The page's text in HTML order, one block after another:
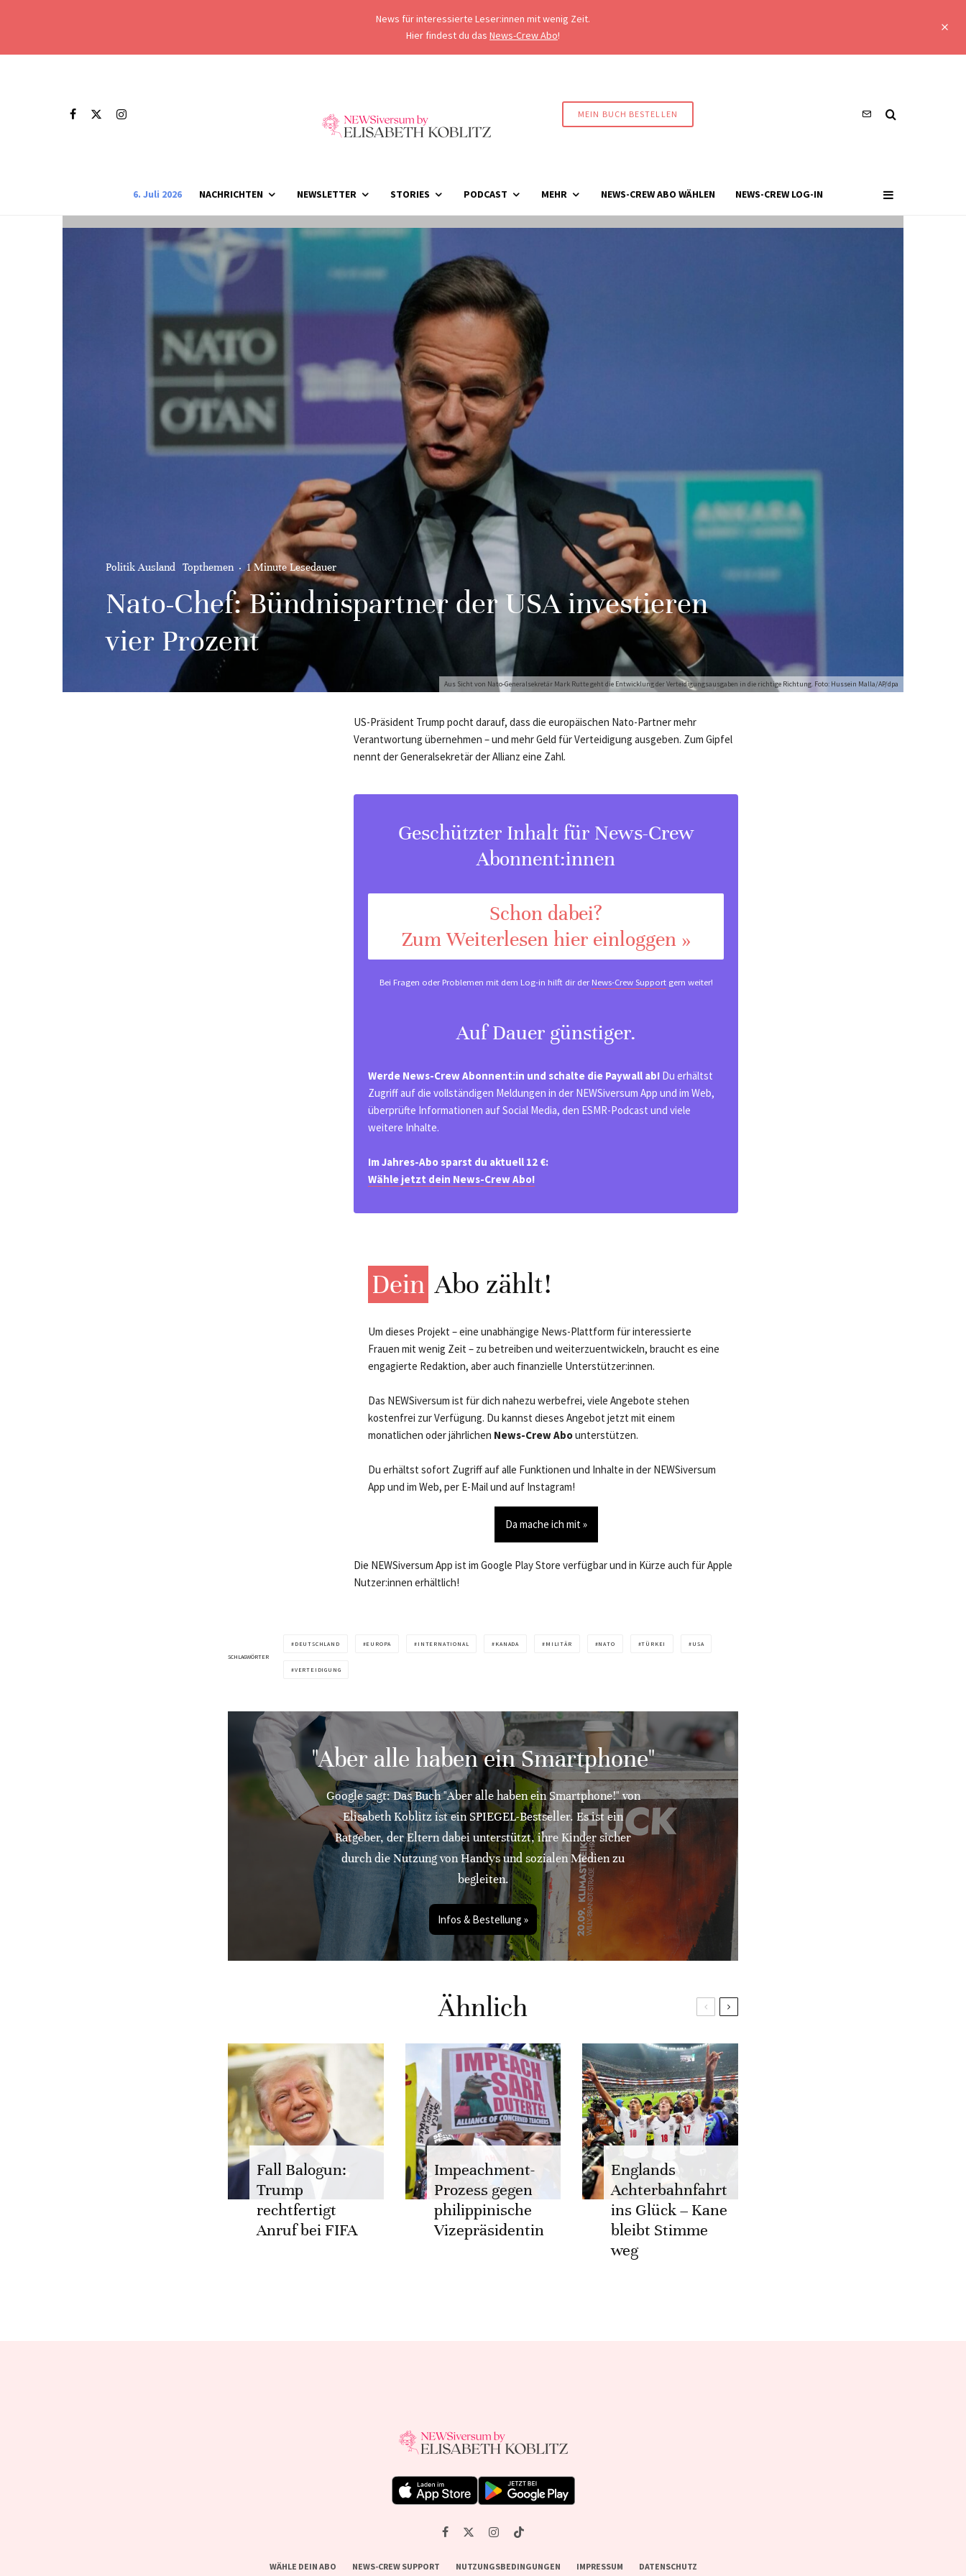
News für interessierte Leser:innen mit wenig Zeit.
Hier findest du das News-Crew Abo!
MEIN BUCH BESTELLEN
6. Juli 2026 NACHRICHTEN NEWSLETTER STORIES PODCAST MEHR NEWS-CREW ABO WÄHLEN NEWS-CREW LOG-IN
Aus Sicht von Nato-Generalsekretär Mark Rutte geht die Entwicklung der Verteidigungsausgaben in die richtige Richtung. Foto: Hussein Malla/AP/dpa
Politik Ausland Topthemen · 1 Minute Lesedauer
Nato-Chef: Bündnispartner der USA investieren
vier Prozent
US-Präsident Trump pocht darauf, dass die europäischen Nato-Partner mehr
Verantwortung übernehmen – und mehr Geld für Verteidigung ausgeben. Zum Gipfel
nennt der Generalsekretär der Allianz eine Zahl.
Geschützter Inhalt für News-Crew
Abonnent:innen
Schon dabei?
Zum Weiterlesen hier einloggen »
Bei Fragen oder Problemen mit dem Log-in hilft dir derNews-Crew Supportgern weiter!
Auf Dauer günstiger.
Werde News-Crew Abonnent:in und schalte die Paywall ab! Du erhältst
Zugriff auf die vollständigen Meldungen in der NEWSiversum App und im Web,
überprüfte Informationen auf Social Media, den ESMR-Podcast und viele
weitere Inhalte.
Im Jahres-Abo sparst du aktuell 12 €:
Wähle jetzt dein News-Crew Abo!
Dein Abo zählt!
Um dieses Projekt – eine unabhängige News-Plattform für interessierte
Frauen mit wenig Zeit – zu betreiben und weiterzuentwickeln, braucht es eine
engagierte Redaktion, aber auch finanzielle Unterstützer:innen.
Das NEWSiversum ist für dich nahezu werbefrei, viele Angebote stehen
kostenfrei zur Verfügung. Du kannst dieses Angebot jetzt mit einem
monatlichen oder jährlichen News-Crew Abounterstützen.
Du erhältst sofort Zugriff auf alle Funktionen und Inhalte in der NEWSiversum
App und im Web, per E-Mail und auf Instagram!
Da mache ich mit »
Die NEWSiversum App ist im Google Play Store verfügbar und in Kürze auch für Apple
Nutzer:innen erhältlich!
SCHLAGWÖRTER
DEUTSCHLAND EUROPA INTERNATIONAL KANADA MILITÄR NATO TÜRKEI USA
VERTEIDIGUNG
"Aber alle haben ein Smartphone"
Google sagt: Das Buch "Aber alle haben ein Smartphone!" von
Elisabeth Koblitz ist ein SPIEGEL-Bestseller. Es ist ein
Ratgeber, der Eltern dabei unterstützt, ihre Kinder sicher
durch die Nutzung von Handys und sozialen Medien zu
begleiten.
Infos & Bestellung »
Ähnlich
Fall Balogun:
Trump
rechtfertigt
Anruf bei FIFA
Impeachment-
Prozess gegen
philippinische
Vizepräsidentin
Englands
Achterbahnfahrt
ins Glück – Kane
bleibt Stimme
weg
WÄHLE DEIN ABO NEWS-CREW SUPPORT NUTZUNGSBEDINGUNGEN IMPRESSUM DATENSCHUTZ